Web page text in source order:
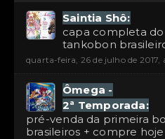
Saintia Shô:
capa completa
tankobon
quarta-feira, 26 de julho de 2017,
Ômega -
2ª Temporada:
pré-venda da primeira
brasileiros + compre